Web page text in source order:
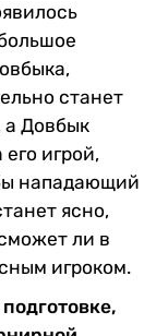
станет
а Довбык
игрой,
нападающий
ясно,
ли в
игроком.